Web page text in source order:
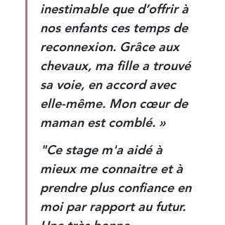
inestimable que d’offrir à
nos enfants ces temps de
reconnexion. Grâce aux
chevaux, ma fille a trouvé
sa voie, en accord avec
elle-même. Mon cœur de
maman est comblé. »
"Ce stage m'a aidé à
mieux me connaitre et à
prendre plus confiance en
moi par rapport au futur.